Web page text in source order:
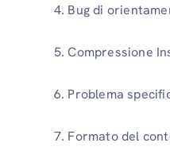
Bug di
Compressione
Problema
Formato del